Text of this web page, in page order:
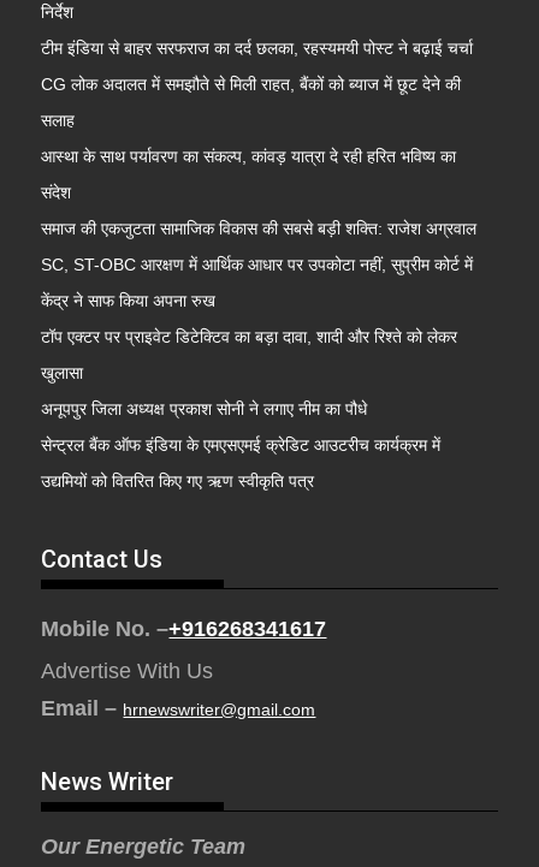
निर्देश
टीम इंडिया से बाहर सरफराज का दर्द छलका, रहस्यमयी पोस्ट ने बढ़ाई चर्चा
CG लोक अदालत में समझौते से मिली राहत, बैंकों को ब्याज में छूट देने की
सलाह
आस्था के साथ पर्यावरण का संकल्प, कांवड़ यात्रा दे रही हरित भविष्य का
संदेश
समाज की एकजुटता सामाजिक विकास की सबसे बड़ी शक्ति: राजेश अग्रवाल
SC, ST-OBC आरक्षण में आर्थिक आधार पर उपकोटा नहीं, सुप्रीम कोर्ट में
केंद्र ने साफ किया अपना रुख
टॉप एक्टर पर प्राइवेट डिटेक्टिव का बड़ा दावा, शादी और रिश्ते को लेकर
खुलासा
अनूपपुर जिला अध्यक्ष प्रकाश सोनी ने लगाए नीम का पौधे
सेन्ट्रल बैंक ऑफ इंडिया के एमएसएमई क्रेडिट आउटरीच कार्यक्रम में
उद्यमियों को वितरित किए गए ऋण स्वीकृति पत्र
Contact Us
Mobile No. –+916268341617
Advertise With Us
Email – hrnewswriter@gmail.com
News Writer
Our Energetic Team